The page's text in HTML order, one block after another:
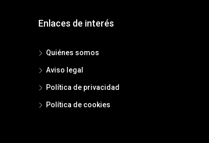
Enlaces de interés
Quiénes somos
Aviso legal
Política de privacidad
Política de cookies